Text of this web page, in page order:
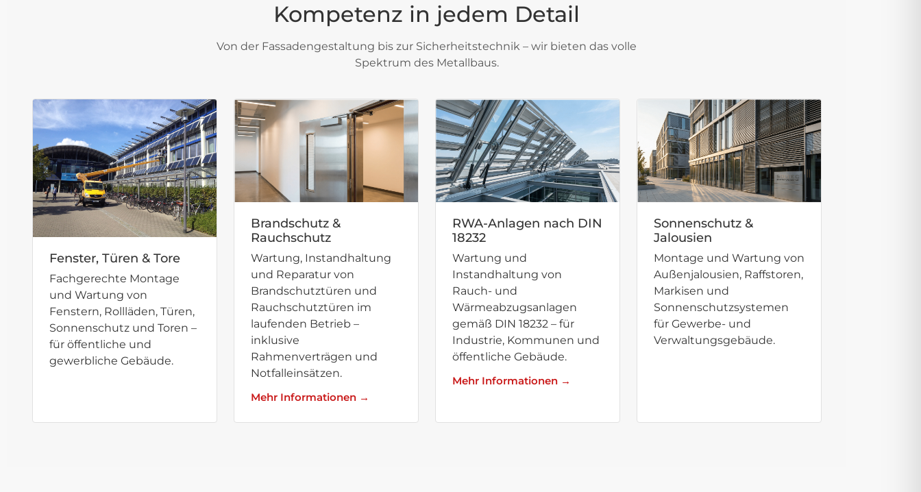
Kompetenz in jedem Detail
Von der Fassadengestaltung bis zur Sicherheitstechnik – wir bieten das volle
Spektrum des Metallbaus.
Fenster, Türen & Tore
Fachgerechte Montage
und Wartung von
Fenstern, Rollläden, Türen,
Sonnenschutz und Toren –
für öffentliche und
gewerbliche Gebäude.
Brandschutz &
Rauchschutz
Wartung, Instandhaltung
und Reparatur von
Brandschutztüren und
Rauchschutztüren im
laufenden Betrieb –
inklusive
Rahmenverträgen und
Notfalleinsätzen.
Mehr Informationen →
RWA-Anlagen nach DIN
18232
Wartung und
Instandhaltung von
Rauch- und
Wärmeabzugsanlagen
gemäß DIN 18232 – für
Industrie, Kommunen und
öffentliche Gebäude.
Mehr Informationen →
Sonnenschutz &
Jalousien
Montage und Wartung von
Außenjalousien, Raffstoren,
Markisen und
Sonnenschutzsystemen
für Gewerbe- und
Verwaltungsgebäude.